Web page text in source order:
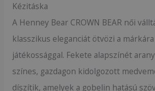
Kézitáska
A Henney Bear CROWN BEAR női
klasszikus eleganciát ötvözi a
játékossággal. Fekete alapszínét
színes, gazdagon kidolgozott
díszítik, amelyek a gobelin hatású